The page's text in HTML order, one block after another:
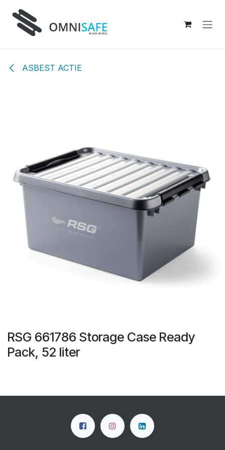
ASBEST ACTIE
RSG 661786 Storage Case Ready
Pack, 52 liter